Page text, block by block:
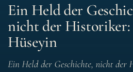
Ein Held der
nicht der Historiker:
Hüseyin
Ein Held der Geschichte, nicht der